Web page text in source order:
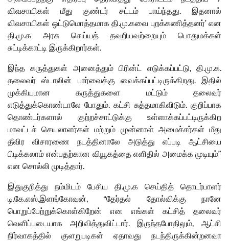
விவசாயிகள் மீது குண்டர் சட்டம் பாய்ந்தது. இதனால்
விவசாயிகள் ஒட்டுமொத்தமாக தி.மு.கவை புறக்கணித்தனர்’ என
தி.மு.க அரசு செய்யத் தவறியவற்றையும் பொதுமக்கள்
சுட்டிக்காட்டி இருக்கிறார்கள்.
இந்த கருத்துகள் அனைத்தும் பிரின்ட் எடுக்கப்பட்டு, தி.மு.க.
தலைவர் ஸ்டாலின் பார்வைக்கு வைக்கப்பட்டிருக்கிறது. இதில்
முக்கியமான கருத்துகளை மட்டும் தலைவர்
எடுத்துக்கொண்டாலே போதும். கட்சி சுத்தமாகிவிடும். குறிப்பாக
தொண்டர்களால் குற்றச்சாட்டுக்கு உள்ளாக்கப்பட்டிருக்கிற
மாவட்டச் செயலாளர்கள் மற்றும் முன்னாள் அமைச்சர்கள் மீது
தீவிர விசாரணை நடத்தினாலே அடுத்து எப்படி ஆட்சியை
பிடிக்கலாம் என்பதற்கான வியூகத்தை எளிதில் அமைக்க முடியும்”
என சொல்லி முடித்தார்.
இதுகுறித்து நம்மிடம் பேசிய தி.மு.க செய்தித் தொடர்பாளர்
டி.கே.எஸ்.இளங்கோவன், “தேர்தல் தோல்விக்கு நானே
பொறுப்பேற்றுக்கொள்கிறேன் என எங்கள் கட்சித் தலைவர்
வெளிப்படையாக அறிவித்துவிட்டார். இருந்தபோதிலும், ஆட்சி
நிர்வாகத்தில் குளறுபடிகள் ஏதாவது நடந்திருக்கின்றனவா